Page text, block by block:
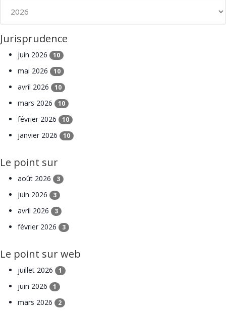
Jurisprudence
juin 2026 10
mai 2026 10
avril 2026 10
mars 2026 10
février 2026 10
janvier 2026 10
Le point sur
août 2026 3
juin 2026 3
avril 2026 3
février 2026 3
Le point sur web
juillet 2026 1
juin 2026 1
mars 2026 2